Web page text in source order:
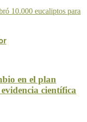
10.000 eucaliptos para
en el plan
científica